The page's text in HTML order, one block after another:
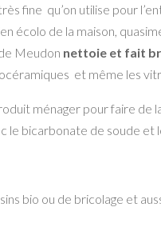
fine qu’on utilise pour
écolo de la maison,
Meudon nettoie et fait
et même les
ménager pour faire
le bicarbonate de soude et
bio ou de bricolage et